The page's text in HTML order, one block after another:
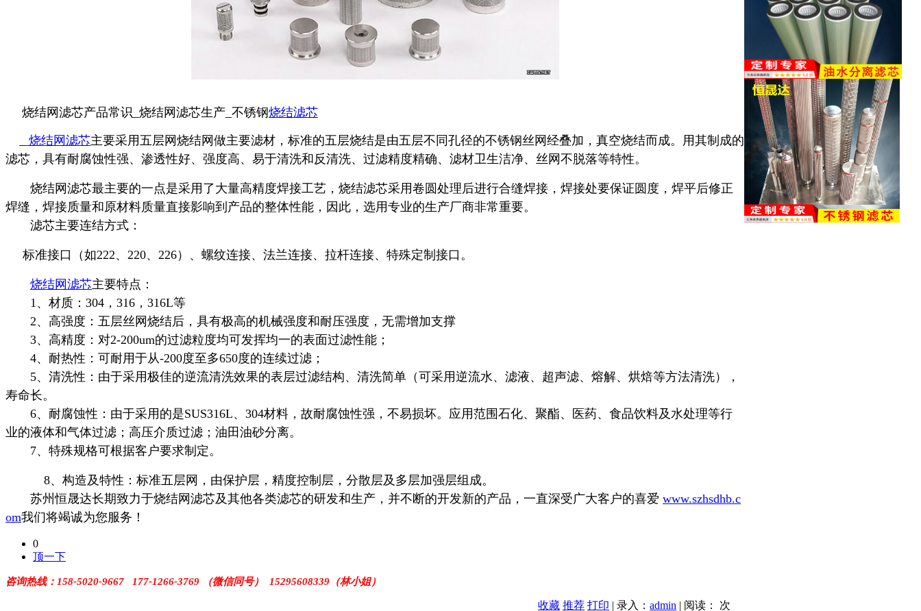
烧结网滤芯产品常识 烧结网滤芯生产 不锈钢烧结滤芯
烧结网滤芯主要采用五层网烧结网做主要滤材，标准的五层烧结是由五层不同孔径的不锈钢丝网经叠加，真空烧结而成。用其制成的
滤芯，具有耐腐蚀性强、渗透性好、强度高、易于清洗和反清洗、过滤精度精确、滤材卫生洁净、丝网不脱落等特性。
烧结网滤芯最主要的一点是采用了大量高精度焊接工艺，烧结滤芯采用卷圆处理后进行合缝焊接，焊接处要保证圆度，焊平后修正
焊缝， 焊接质量和原材料质量直接影响到产品的整体性能，因此，选用专业的生产厂商非常重要。
滤芯主要连结方式：
标准接口（如222、 220、 226）、螺纹连接、法兰连接、拉杆连接、特殊定制接口。
烧结网滤芯主要特点：
1 、材质： 304 ， 316 ， 316L等
2、高强度：五层丝网烧结后，具有极高的机械强度和耐压强度，无需增加支撑
3、高精度：对2-200um的过滤粒度均可发挥均一的表面过滤性能；
4、耐热性：可耐用于从-200度至多650度的连续过滤；
5、清洗性：由于采用极佳的逆流清洗效果的表层过滤结构、清洗简单（可采用逆流水、滤液、超声滤、熔解、烘焙等方法清洗），
寿命长。
6、耐腐蚀性：由于采用的是SUS316L、 304材料，故耐腐蚀性强，不易损坏。应用范围石化、聚酯、医药、食品饮料及水处理等行
业的液体和气体过滤；高压介质过滤；油田油砂分离。
7、特殊规格可根据客户要求制定。
8、构造及特性：标准五层网，由保护层，精度控制层，分散层及多层加强层组成。
苏州恒晟达长期致力于烧结网滤芯及其他各类滤芯的研发和生产，并不断的开发新的产品， 一直深受广大客户的喜爱 www.szhsdhb.c
om我们将竭诚为您服务！
0
顶一下
咨询热线： 158-5020-9667 177-1266-3769 （微信同号） 15295608339（林小姐）
收藏 推荐 打印 | 录入： admin | 阅读： 次